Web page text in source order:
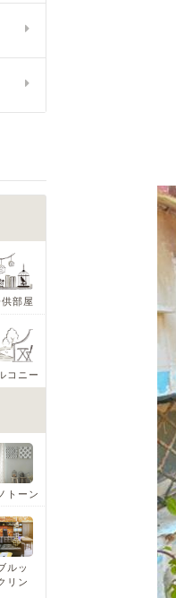
供部屋
コニー
トーン
ルッ
リン